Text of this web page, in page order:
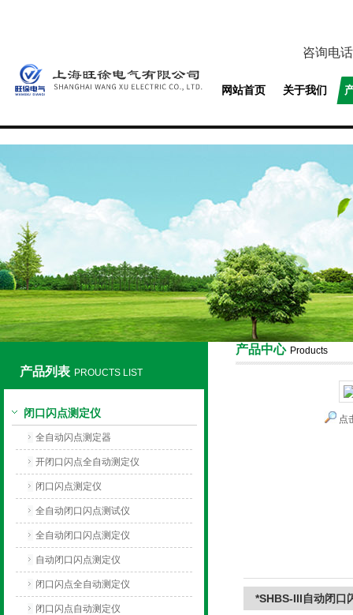
上海旺徐电气有限公司
咨询电
网站首页 关于我们
产品列表 PROUCTS LIST
闭口闪点测定仪
全自动闪点测定器
开闭口闪点全自动测定仪
闭口闪点测定仪
全自动闭口闪点测试仪
全自动闭口闪点测定仪
自动闭口闪点测定仪
闭口闪点全自动测定仪
闭口闪点自动测定仪
产品中心 Products
点
*SHBS-III自动闭口